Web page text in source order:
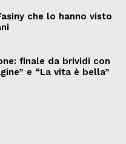
che lo hanno visto
finale da brividi con
e “La vita è bella”